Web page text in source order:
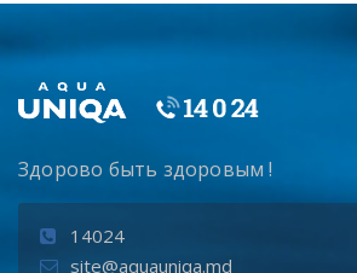
Здорово быть здоровым !
14024
site@aquauniqa.md